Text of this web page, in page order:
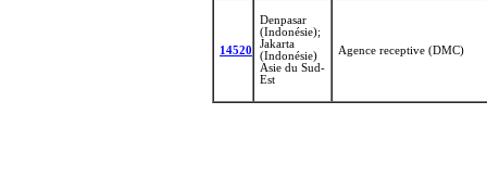
14520
Denpasar
(Indonésie);
Jakarta
(Indonésie)
Asie du Sud-
Est
Agence receptive (DMC)